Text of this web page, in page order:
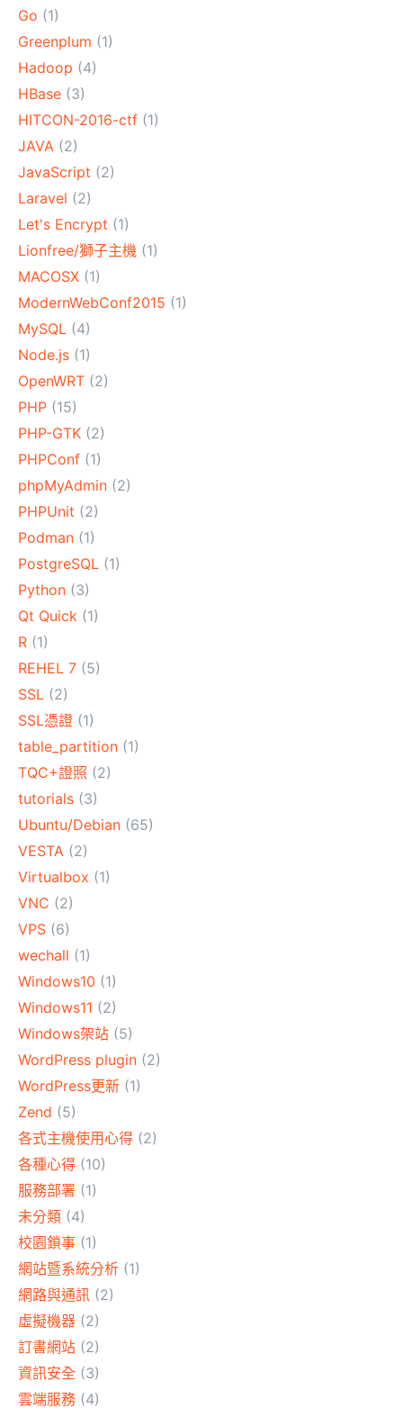
Go (1)
Greenplum (1)
Hadoop (4)
HBase (3)
HITCON-2016-ctf (1)
JAVA (2)
JavaScript (2)
Laravel (2)
Let's Encrypt (1)
Lionfree/獅子主機 (1)
MACOSX (1)
ModernWebConf2015 (1)
MySQL (4)
Node.js (1)
OpenWRT (2)
PHP (15)
PHP-GTK (2)
PHPConf (1)
phpMyAdmin (2)
PHPUnit (2)
Podman (1)
PostgreSQL (1)
Python (3)
Qt Quick (1)
R (1)
REHEL 7 (5)
SSL (2)
SSL憑證 (1)
table_partition (1)
TQC+證照 (2)
tutorials (3)
Ubuntu/Debian (65)
VESTA (2)
Virtualbox (1)
VNC (2)
VPS (6)
wechall (1)
Windows10 (1)
Windows11 (2)
Windows架站 (5)
WordPress plugin (2)
WordPress更新 (1)
Zend (5)
各式主機使用心得 (2)
各種心得 (10)
服務部署 (1)
未分類 (4)
校園鎖事 (1)
網站暨系統分析 (1)
網路與通訊 (2)
虛擬機器 (2)
訂書網站 (2)
資訊安全 (3)
雲端服務 (4)